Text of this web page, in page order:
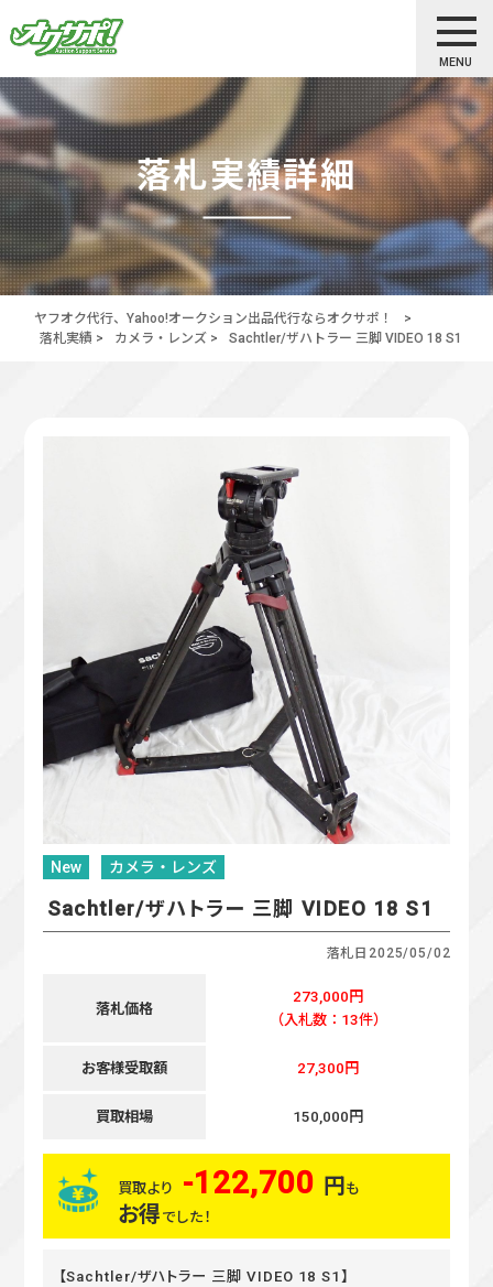
MENU
落札実績詳細
ヤフオク代行、Yahoo!オークション出品代行ならオクサポ！
>
落札実績 > カメラ・レンズ > Sachtler/ザハトラー 三脚 VIDEO 18 S1
New カメラ・レンズ
Sachtler/ザハトラー 三脚 VIDEO 18 S1
落札日 2025/05/02
落札価格
273,000円
（入札数：13件）
お客様受取額 27,300円
買取相場 150,000円
買取より -122,700 円 も
お得 でした！
【Sachtler/ザハトラー 三脚 VIDEO 18 S1】